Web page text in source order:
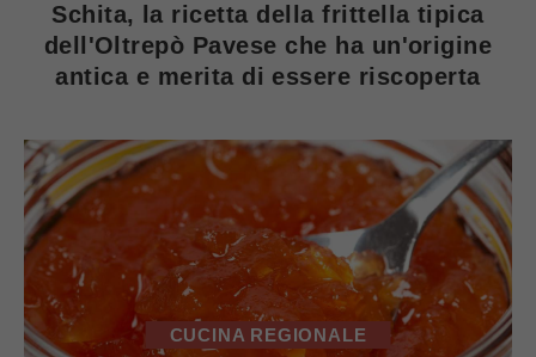
Schita, la ricetta della frittella tipica
dell'Oltrepò Pavese che ha un'origine
antica e merita di essere riscoperta
CUCINA REGIONALE